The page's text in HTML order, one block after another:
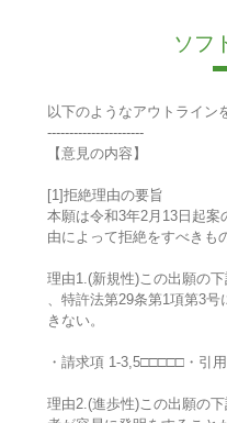
ソフ
以下のようなアウトライン
----------------------
【意見の内容】
[1]拒絶理由の要旨
本願は令和3年2月13日起
由によって拒絶をすべきも
理由1.(新規性)この出願の
、特許法第29条第1項第3
きない。
・請求項 1-3,5□□□□□・引
理由2.(進歩性)この出願の